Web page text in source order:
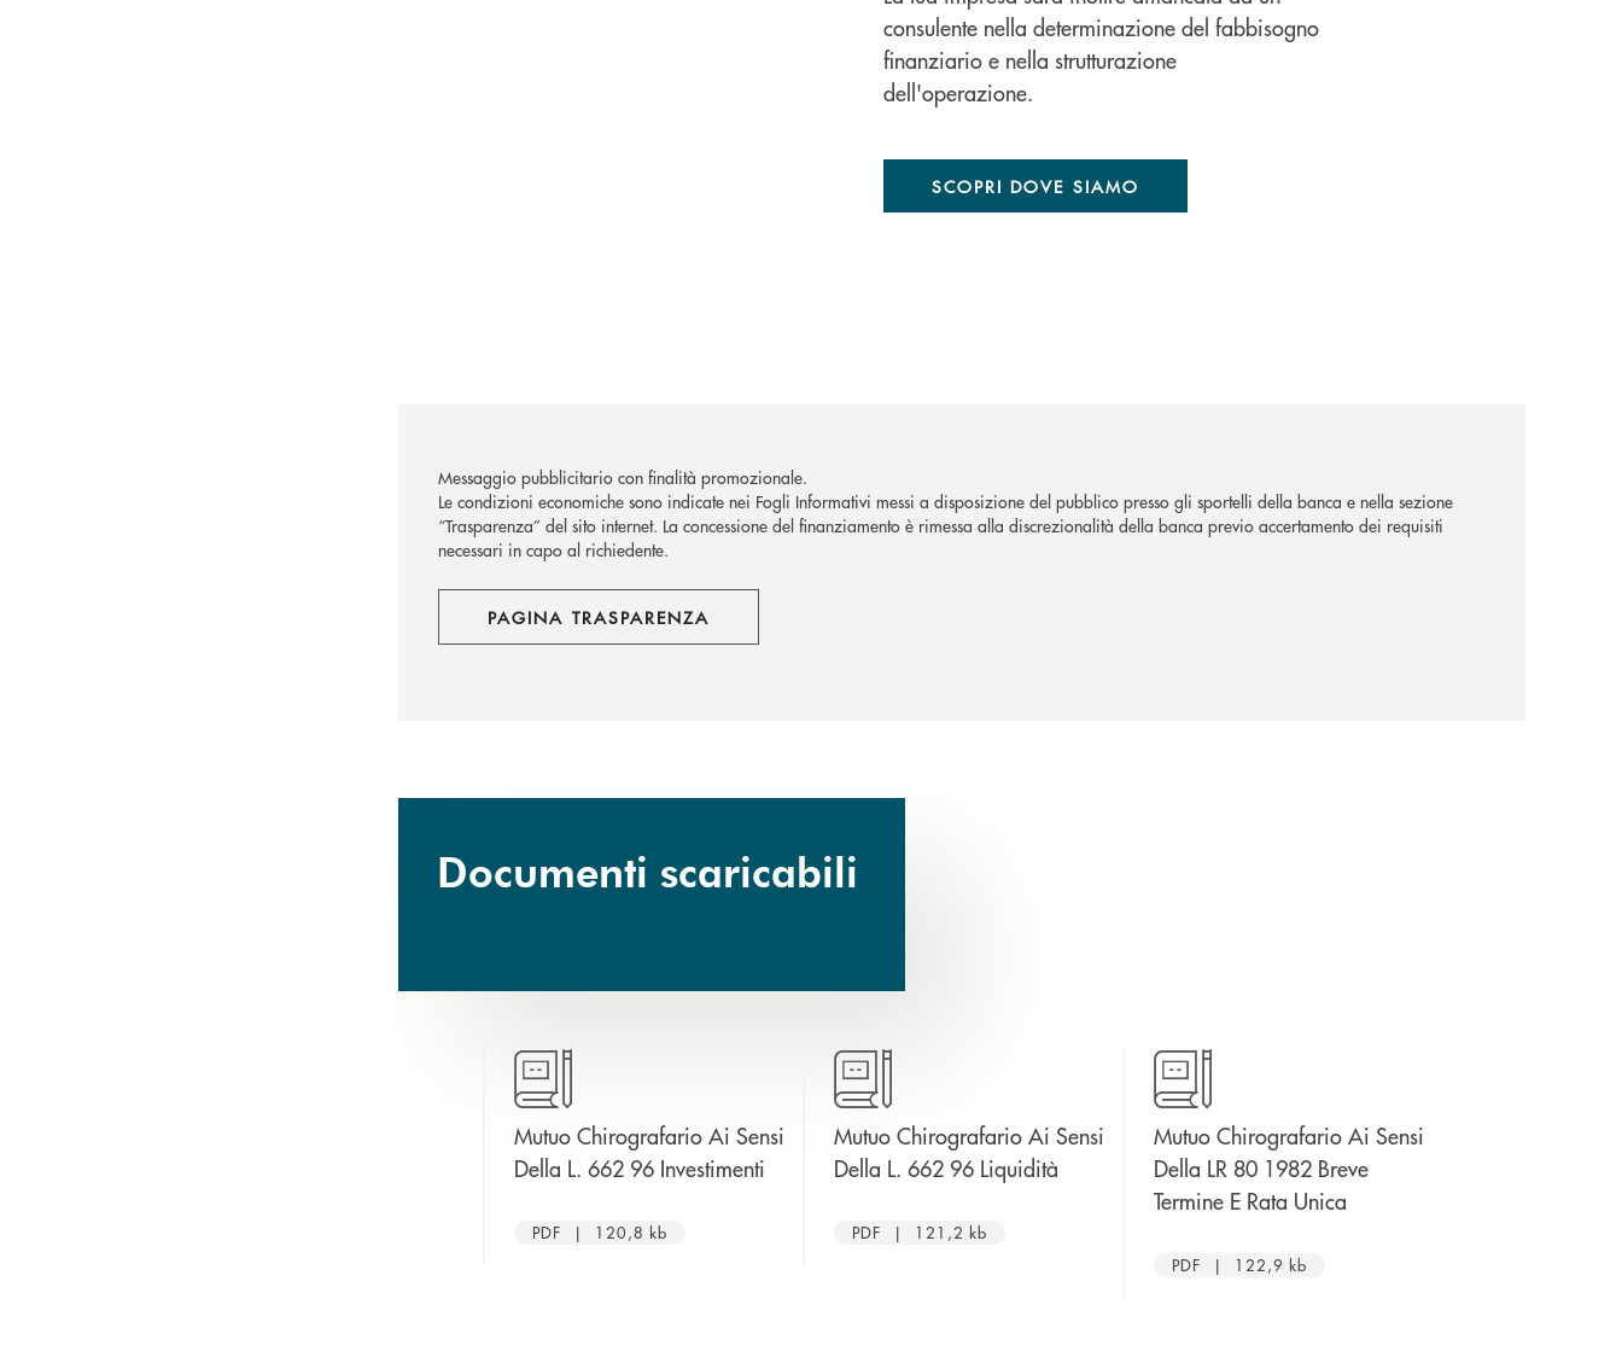
consulente nella determinazione del fabbisogno
finanziario e nella strutturazione
dell'operazione.
SCOPRI DOVE SIAMO
Messaggio pubblicitario con finalità promozionale.
Le condizioni economiche sono indicate nei Fogli Informativi messi a disposizione del pubblico presso gli sportelli della banca e nella sezione
“Trasparenza” del sito internet. La concessione del finanziamento è rimessa alla discrezionalità della banca previo accertamento dei requisiti
necessari in capo al richiedente.
PAGINA TRASPARENZA
Documenti scaricabili
Mutuo Chirografario Ai Sensi
Della L. 662 96 Investimenti apre una nuova finestra
PDF | 120,8 kb
Mutuo Chirografario Ai Sensi
Della L. 662 96 Liquidità apre una nuova finestra
PDF | 121,2 kb
Mutuo Chirografario Ai Sensi
Della LR 80 1982 Breve
Termine E Rata Unica
PDF | 122,9 kb